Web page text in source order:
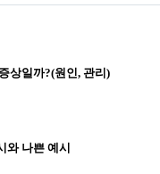
상일까?(원인, 관리)
와 나쁜 예시